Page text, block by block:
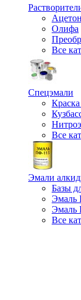
Ацетон
Олифа
Все
Спецэмали
Все
Эмали
Базы
Эмаль
Эмаль
Все